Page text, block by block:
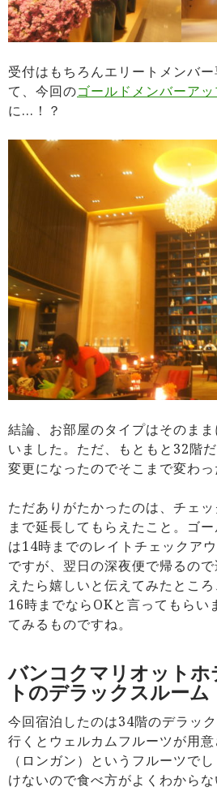
受付はもちろんエリートメンバ
て、今回のゴールドメンバーア
に…！？
結論、お部屋のタイプはそのま
いました。ただ、もともと32階
変更になったのでそこまで変わ
ただありがたかったのは、チェ
まで延長してもらえたこと。ゴ
は14時までのレイトチェックア
ですが、翌日の深夜便で帰るの
えたら嬉しいと伝えてみたとこ
16時までならOKと言ってもらい
てみるものですね。
バンコクマリオットホ
トのデラックスルーム
今回宿泊したのは34階のデラッ
行くとウェルカムフルーツが用
（ロンガン）というフルーツでし
けないので食べ方がよくわからな